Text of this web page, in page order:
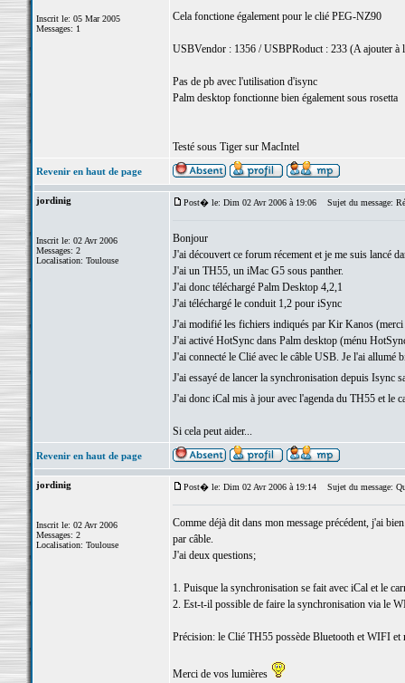
Inscrit le: 05 Mar 2005
Messages: 1
Cela fonctione également pour le clié PEG-NZ90
USBVendor : 1356 / USBPRoduct : 233 (A ajouter à
Pas de pb avec l'utilisation d'isync
Palm desktop fonctionne bien également sous rosetta
Testé sous Tiger sur MacIntel
Revenir en haut de page
jordinig
Inscrit le: 02 Avr 2006
Messages: 2
Localisation: Toulouse
Post� le: Dim 02 Avr 2006 à 19:06 Sujet du message:
Bonjour
J'ai découvert ce forum récement et je me suis lancé
J'ai un TH55, un iMac G5 sous panther.
J'ai donc téléchargé Palm Desktop 4,2,1
J'ai téléchargé le conduit 1,2 pour iSync
J'ai modifié les fichiers indiqués par Kir Kanos
J'ai activé HotSync dans Palm desktop (ménu
J'ai connecté le Clié avec le câble USB. Je l'ai allumé
J'ai essayé de lancer la synchronisation depuis Isync
J'ai donc iCal mis à jour avec l'agenda du TH55 et le
Si cela peut aider...
Revenir en haut de page
jordinig
Inscrit le: 02 Avr 2006
Messages: 2
Localisation: Toulouse
Post� le: Dim 02 Avr 2006 à 19:14 Sujet du message:
Comme déjà dit dans mon message précédent, j'ai
par câble.
J'ai deux questions;
1. Puisque la synchronisation se fait avec iCal et le
2. Est-t-il possible de faire la synchronisation via le
Précision: le Clié TH55 possède Bluetooth et WIFI
Merci de vos lumières